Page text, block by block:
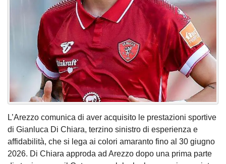
L’Arezzo comunica di aver acquisito le prestazioni sportive
di Gianluca Di Chiara, terzino sinistro di esperienza e
affidabilità, che si lega ai colori amaranto fino al 30 giugno
2026. Di Chiara approda ad Arezzo dopo una prima parte